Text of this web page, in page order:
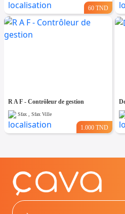
60 TND
R A F - Contrôleur de gestion
Sfax , Sfax Ville
1.000 TND